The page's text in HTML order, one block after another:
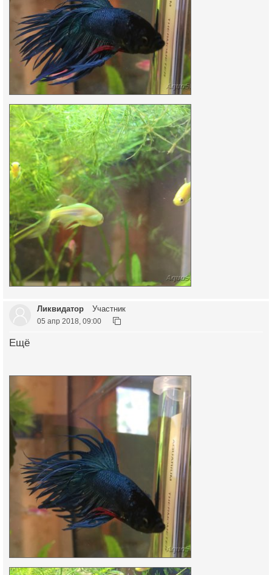
Ликвидатор Участник
05 апр 2018, 09:00
Ещё